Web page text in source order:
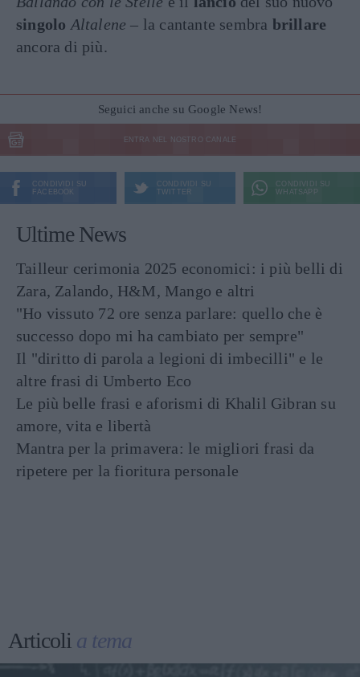
singolo Altalene – la cantante sembra brillare
ancora di più.
Seguici anche su Google News!
ENTRA NEL NOSTRO CANALE
CONDIVIDI SU
FACEBOOK
CONDIVIDI SU
TWITTER
CONDIVIDI SU
WHATSAPP
Ultime News
Tailleur cerimonia 2025 economici: i più belli di
Zara, Zalando, H&M, Mango e altri
"Ho vissuto 72 ore senza parlare: quello che è
successo dopo mi ha cambiato per sempre"
Il "diritto di parola a legioni di imbecilli" e le
altre frasi di Umberto Eco
Le più belle frasi e aforismi di Khalil Gibran su
amore, vita e libertà
Mantra per la primavera: le migliori frasi da
ripetere per la fioritura personale
Articoli a tema